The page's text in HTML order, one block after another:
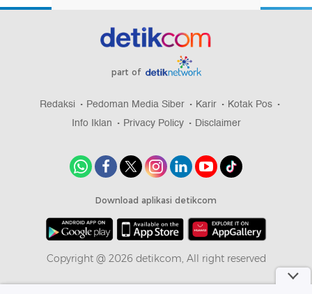
part of
Redaksi Pedoman Media Siber Karir
Kotak Pos
Info Iklan
Privacy Policy Disclaimer
Download aplikasi detikcom
Copyright @ 2026 detikcom, All right reserved